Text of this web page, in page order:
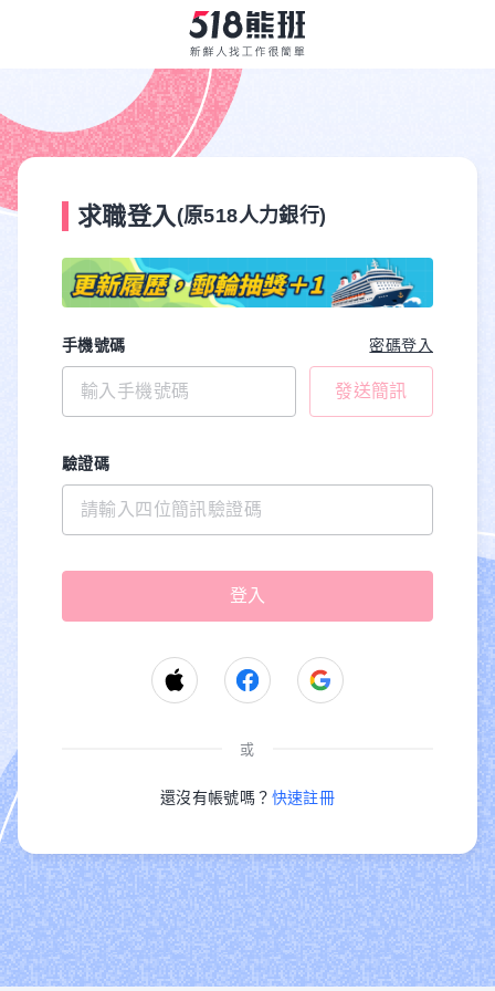
求職登入 (原518人力銀行)
手機號碼 密碼登入
發送簡訊
驗證碼
或
還沒有帳號嗎？ 快速註冊